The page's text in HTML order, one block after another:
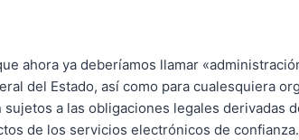
ahora ya deberíamos llamar
del Estado, así como para cualesquiera
a las obligaciones legales derivadas
de los servicios electrónicos de confianza.